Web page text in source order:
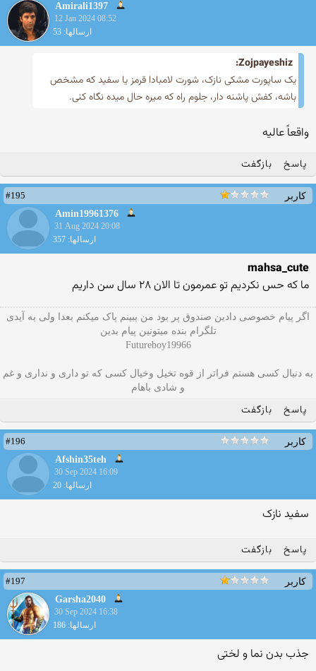
Amirali1397
12 Jan 2024 08:52
ارسالها: 53
Zojpayeshiz:
یک ساپورت مشکی نازک، شورت لامبادا قرمز یا سفید که مشخص
باشه، کفش پاشنه دار، جلوم راه که میره حال میده نگاه کنی.
واقعاً عالیه
پاسخ بازگفت
کاربر
#195
Amin19961376
31 Aug 2024 20:08
ارسالها: 357
mahsa_cute
ما که حس نکردیم تو عمرمون تا الان ۲۸ سال سن داریم
اگر پیام خصوصی دادین صندوق پر بود من ببینم پاک میکنم بعدا ولی به آیدی
تلگرام بنده میتونین پیام بدین
Futureboy19966
به دنبال کسی هستم فراتر از قوه تخیل وخیال کسی که تو داری و نداری و غم
و شادی باهام
پاسخ بازگفت
کاربر
#196
Afshin35teh
30 Sep 2024 16:09
ارسالها: 20
سفید نازک
پاسخ بازگفت
کاربر
#197
Garsha2040
30 Sep 2024 16:38
ارسالها: 186
جذب بدن نما و لختی